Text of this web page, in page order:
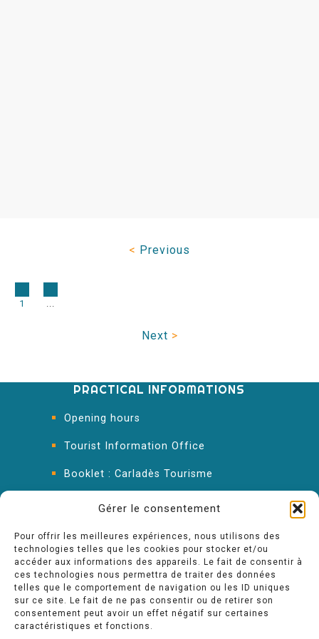
Gérer le consentement
Pour offrir les meilleures expériences, nous utilisons des
technologies telles que les cookies pour stocker et/ou
accéder aux informations des appareils. Le fait de consentir à
ces technologies nous permettra de traiter des données
telles que le comportement de navigation ou les ID uniques
sur ce site. Le fait de ne pas consentir ou de retirer son
consentement peut avoir un effet négatif sur certaines
caractéristiques et fonctions.
< Previous
1 ...
Next >
PRACTICAL INFORMATIONS
Opening hours
Tourist Information Office
Booklet : Carladès Tourisme
Keep in touch